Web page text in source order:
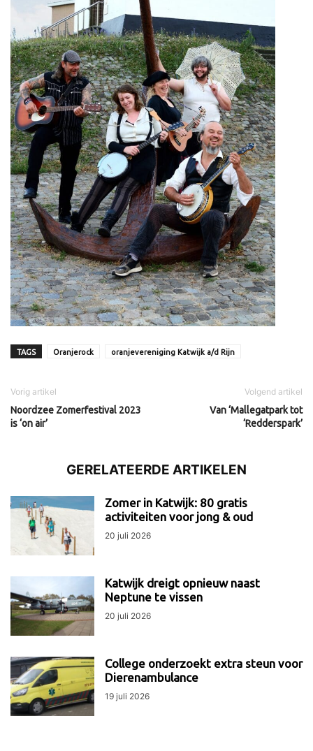
TAGS Oranjerock oranjevereniging Katwijk a/d Rijn
Vorig artikel
Noordzee Zomerfestival 2023
is ‘on air’
Volgend artikel
Van ‘Mallegatpark tot
‘Redderspark’
GERELATEERDE ARTIKELEN
Zomer in Katwijk: 80 gratis
activiteiten voor jong & oud
20 juli 2026
Katwijk dreigt opnieuw naast
Neptune te vissen
20 juli 2026
College onderzoekt extra steun voor
Dierenambulance
19 juli 2026